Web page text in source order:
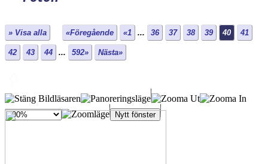
» Visa alla «Föregående «1 ... 36 37 38 39 40 41
42 43 44 ... 592» Nästa»